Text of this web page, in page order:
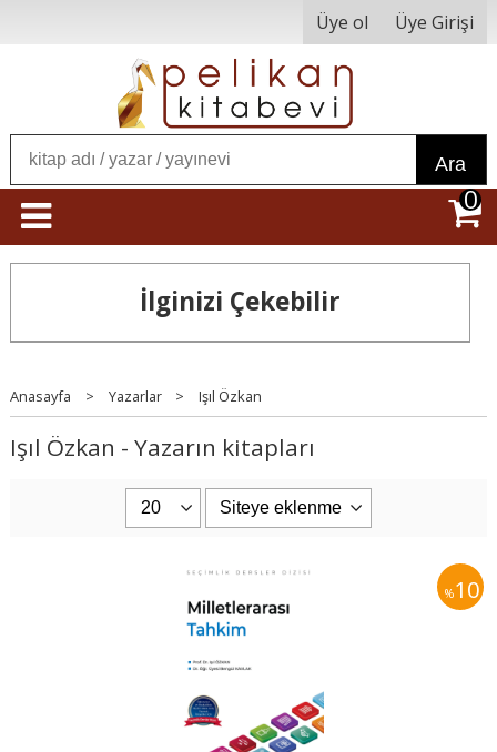
Üye ol Üye Girişi
Ara
0
İlginizi Çekebilir
Anasayfa > Yazarlar > Işıl Özkan
Işıl Özkan - Yazarın kitapları
%10